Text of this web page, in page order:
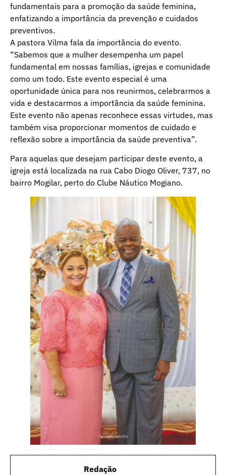
fundamentais para a promoção da saúde feminina,
enfatizando a importância da prevenção e cuidados
preventivos.
A pastora Vilma fala da importância do evento.
“Sabemos que a mulher desempenha um papel
fundamental em nossas famílias, igrejas e comunidade
como um todo. Este evento especial é uma
oportunidade única para nos reunirmos, celebrarmos a
vida e destacarmos a importância da saúde feminina.
Este evento não apenas reconhece essas virtudes, mas
também visa proporcionar momentos de cuidado e
reflexão sobre a importância da saúde preventiva”.
Para aquelas que desejam participar deste evento, a
igreja está localizada na rua Cabo Diogo Oliver, 737, no
bairro Mogilar, perto do Clube Náutico Mogiano.
Redação